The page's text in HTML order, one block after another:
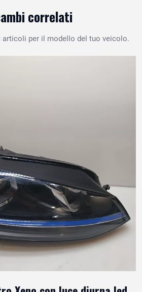
correlati
articoli per il modello del tuo veicolo.